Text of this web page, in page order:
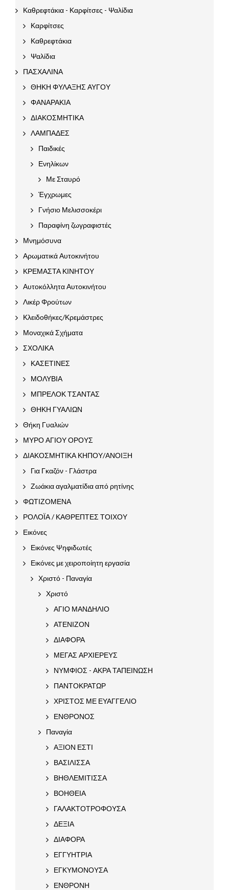
Καθρεφτάκια - Καρφίτσες - Ψαλίδια
Καρφίτσες
Καθρεφτάκια
Ψαλίδια
ΠΑΣΧΑΛΙΝΑ
ΘΗΚΗ ΦΥΛΑΞΗΣ ΑΥΓΟΥ
ΦΑΝΑΡΑΚΙΑ
ΔΙΑΚΟΣΜΗΤΙΚΑ
ΛΑΜΠΑΔΕΣ
Παιδικές
Ενηλίκων
Με Σταυρό
Έγχρωμες
Γνήσιο Μελισσοκέρι
Παραφίνη ζωγραφιστές
Μνημόσυνα
Αρωματικά Αυτοκινήτου
ΚΡΕΜΑΣΤΑ ΚΙΝΗΤΟΥ
Αυτοκόλλητα Αυτοκινήτου
Λικέρ Φρούτων
Κλειδοθήκες/Κρεμάστρες
Μοναχικά Σχήματα
ΣΧΟΛΙΚΑ
ΚΑΣΕΤΙΝΕΣ
ΜΟΛΥΒΙΑ
ΜΠΡΕΛΟΚ ΤΣΑΝΤΑΣ
ΘΗΚΗ ΓΥΑΛΙΩΝ
Θήκη Γυαλιών
ΜΥΡΟ ΑΓΙΟΥ ΟΡΟΥΣ
ΔΙΑΚΟΣΜΗΤΙΚΑ ΚΗΠΟΥ/ΑΝΟΙΞΗ
Για Γκαζόν - Γλάστρα
Ζωάκια αγαλματίδια από ρητίνης
ΦΩΤΙΖΟΜΕΝΑ
ΡΟΛΟΪΑ / ΚΑΘΡΕΠΤΕΣ ΤΟΙΧΟΥ
Εικόνες
Εικόνες Ψηφιδωτές
Εικόνες με χειροποίητη εργασία
Χριστό - Παναγία
Χριστό
ΑΓΙΟ ΜΑΝΔΗΛΙΟ
ΑΤΕΝΙΖΟΝ
ΔΙΑΦΟΡΑ
ΜΕΓΑΣ ΑΡΧΙΕΡΕΥΣ
ΝΥΜΦΙΟΣ - ΑΚΡΑ ΤΑΠΕΙΝΩΣΗ
ΠΑΝΤΟΚΡΑΤΩΡ
ΧΡΙΣΤΟΣ ΜΕ ΕΥΑΓΓΕΛΙΟ
ΕΝΘΡΟΝΟΣ
Παναγία
ΑΞΙΟΝ ΕΣΤΙ
ΒΑΣΙΛΙΣΣΑ
ΒΗΘΛΕΜΙΤΙΣΣΑ
ΒΟΗΘΕΙΑ
ΓΑΛΑΚΤΟΤΡΟΦΟΥΣΑ
ΔΕΞΙΑ
ΔΙΑΦΟΡΑ
ΕΓΓΥΗΤΡΙΑ
ΕΓΚΥΜΟΝΟΥΣΑ
ΕΝΘΡΟΝΗ